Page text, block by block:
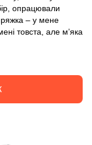
опрацювали
– у мене
товста, але м’яка